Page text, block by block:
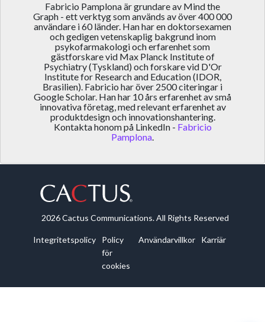
Fabricio Pamplona är grundare av Mind the
Graph - ett verktyg som används av över 400 000
användare i 60 länder. Han har en doktorsexamen
och gedigen vetenskaplig bakgrund inom
psykofarmakologi och erfarenhet som
gästforskare vid Max Planck Institute of
Psychiatry (Tyskland) och forskare vid D'Or
Institute for Research and Education (IDOR,
Brasilien). Fabricio har över 2500 citeringar i
Google Scholar. Han har 10 års erfarenhet av små
innovativa företag, med relevant erfarenhet av
produktdesign och innovationshantering.
Kontakta honom på LinkedIn - Fabricio
Pamplona.
2026 Cactus Communications. All Rights Reserved
Integritetspolicy
Policy
för
cookies
Användarvillkor Karriär